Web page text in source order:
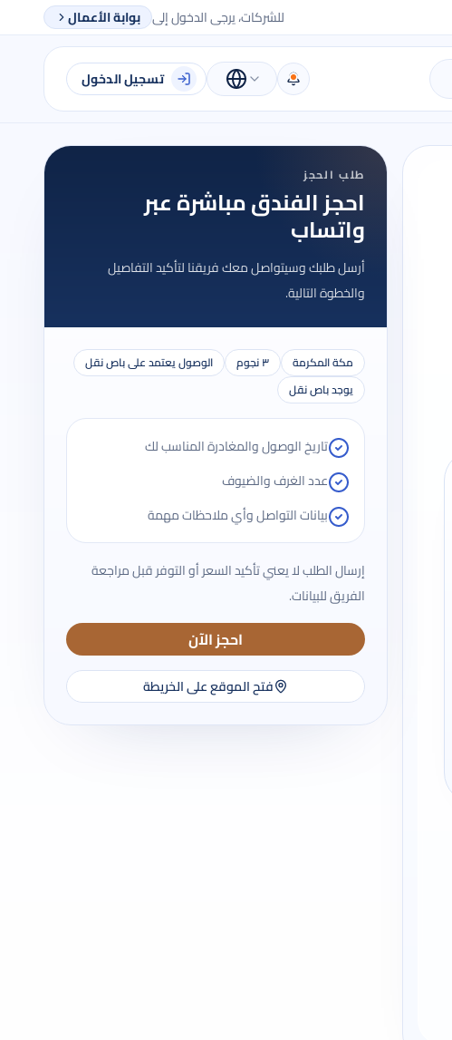
للشركات، يرجى الدخول إلى بوابة الأعمال
تسجيل الدخول
طلب الحجز
احجز الفندق مباشرة عبر
واتساب
أرسل طلبك وسيتواصل معك فريقنا لتأكيد التفاصيل
والخطوة التالية.
مكة المكرمة ٣ نجوم
الوصول يعتمد على باص نقل
يوجد باص نقل
تاريخ الوصول والمغادرة المناسب لك
عدد الغرف والضيوف
بيانات التواصل وأي ملاحظات مهمة
إرسال الطلب لا يعني تأكيد السعر أو التوفر قبل مراجعة
الفريق للبيانات.
احجز الآن
فتح الموقع على الخريطة